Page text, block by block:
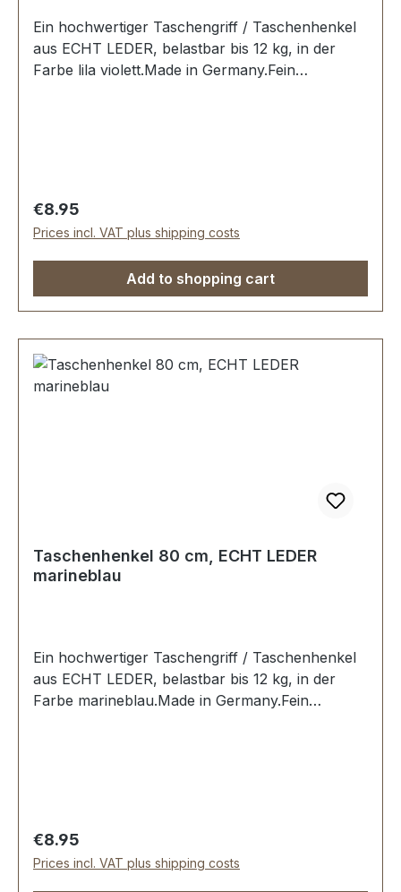
Ein hochwertiger Taschengriff / Taschenhenkel
aus ECHT LEDER, belastbar bis 12 kg, in der
Farbe lila violett.Made in Germany.Fein
Regular price:
€8.95
Prices incl. VAT plus shipping costs
Add to shopping cart
Taschenhenkel 80 cm, ECHT LEDER
marineblau
Ein hochwertiger Taschengriff / Taschenhenkel
aus ECHT LEDER, belastbar bis 12 kg, in der
Farbe marineblau.Made in Germany.Fein
Regular price:
€8.95
Prices incl. VAT plus shipping costs